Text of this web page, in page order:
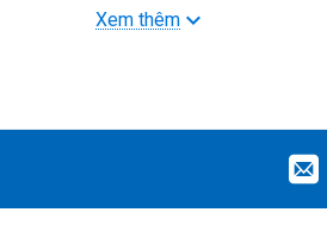
Cảm biến 1 inch cao
Xem thêm